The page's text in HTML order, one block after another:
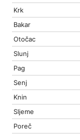
Krk
Bakar
Otočac
Slunj
Pag
Senj
Knin
Sljeme
Poreč